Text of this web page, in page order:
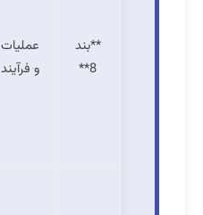
**بند
8**
عملیات
و فرآیند